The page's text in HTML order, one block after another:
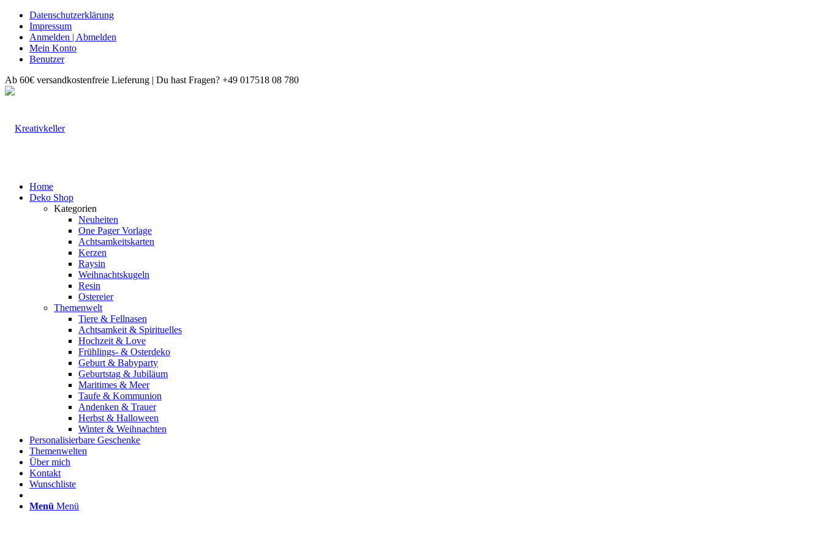
Datenschutzerklärung
Impressum
Anmelden | Abmelden
Mein Konto
Benutzer
Ab 60€ versandkostenfreie Lieferung | Du hast Fragen? +49 017518 08 780
Home
Deko Shop
Kategorien
Neuheiten
One Pager Vorlage
Achtsamkeitskarten
Kerzen
Raysin
Weihnachtskugeln
Resin
Ostereier
Themenwelt
Tiere & Fellnasen
Achtsamkeit & Spirituelles
Hochzeit & Love
Frühlings- & Osterdeko
Geburt & Babyparty
Geburtstag & Jubiläum
Maritimes & Meer
Taufe & Kommunion
Andenken & Trauer
Herbst & Halloween
Winter & Weihnachten
Personalisierbare Geschenke
Themenwelten
Über mich
Kontakt
Wunschliste
Menü Menü